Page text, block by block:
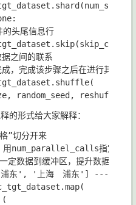
. shard (num_shards
:
. skip(skip_count
. shuffle(
, random_seed ,
的形式给大家解释：
”切分开来
用num_parallel_calls指定并发
数据到缓冲区，提升数据吞吐
　浦东', '上海　浦东'] ---
.map(
(